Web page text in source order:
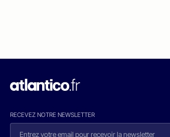
RECEVEZ NOTRE NEWSLETTER